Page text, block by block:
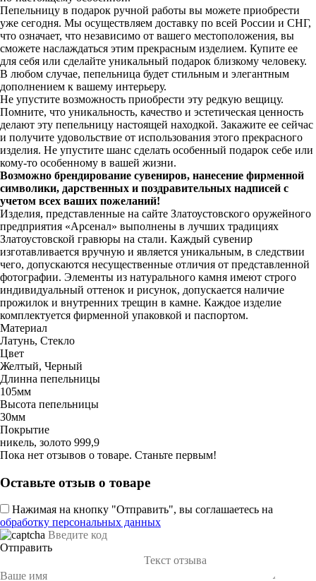
Пепельницу в подарок ручной работы вы можете приобрести
уже сегодня. Мы осуществляем доставку по всей России и СНГ,
что означает, что независимо от вашего местоположения, вы
сможете наслаждаться этим прекрасным изделием. Купите ее
для себя или сделайте уникальный подарок близкому человеку.
В любом случае, пепельница будет стильным и элегантным
дополнением к вашему интерьеру.
Не упустите возможность приобрести эту редкую вещицу.
Помните, что уникальность, качество и эстетическая ценность
делают эту пепельницу настоящей находкой. Закажите ее сейчас
и получите удовольствие от использования этого прекрасного
изделия. Не упустите шанс сделать особенный подарок себе или
кому-то особенному в вашей жизни.
Возможно брендирование сувениров, нанесение фирменной
символики, дарственных и поздравительных надписей с
учетом всех ваших пожеланий!
Изделия, представленные на сайте Златоустовского оружейного
предприятия «Арсенал» выполнены в лучших традициях
Златоустовской гравюры на стали. Каждый сувенир
изготавливается вручную и является уникальным, в следствии
чего, допускаются несущественные отличия от представленной
фотографии. Элементы из натурального камня имеют строго
индивидуальный оттенок и рисунок, допускается наличие
прожилок и внутренних трещин в камне. Каждое изделие
комплектуется фирменной упаковкой и паспортом.
Материал
Латунь, Стекло
Цвет
Желтый, Черный
Длинна пепельницы
105мм
Высота пепельницы
30мм
Покрытие
никель, золото 999,9
Пока нет отзывов о товаре. Станьте первым!
Оставьте отзыв о товаре
Нажимая на кнопку "Отправить", вы соглашаетесь на
обработку персональных данных
Отправить